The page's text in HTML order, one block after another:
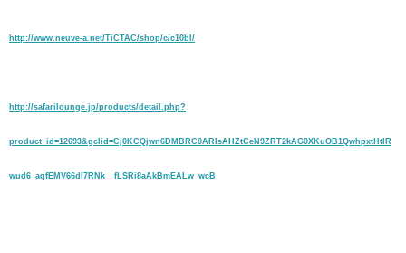
http://www.neuve-a.net/TiCTAC/shop/c/c10bl/
http://safarilounge.jp/products/detail.php?
product_id=12693&gclid=Cj0KCQjwn6DMBRC0ARIsAHZtCeN9ZRT2kAG0XKuOB1QwhpxtHtIR
wud6_aqfEMV66dl7RNk__fLSRi8aAkBmEALw_wcB